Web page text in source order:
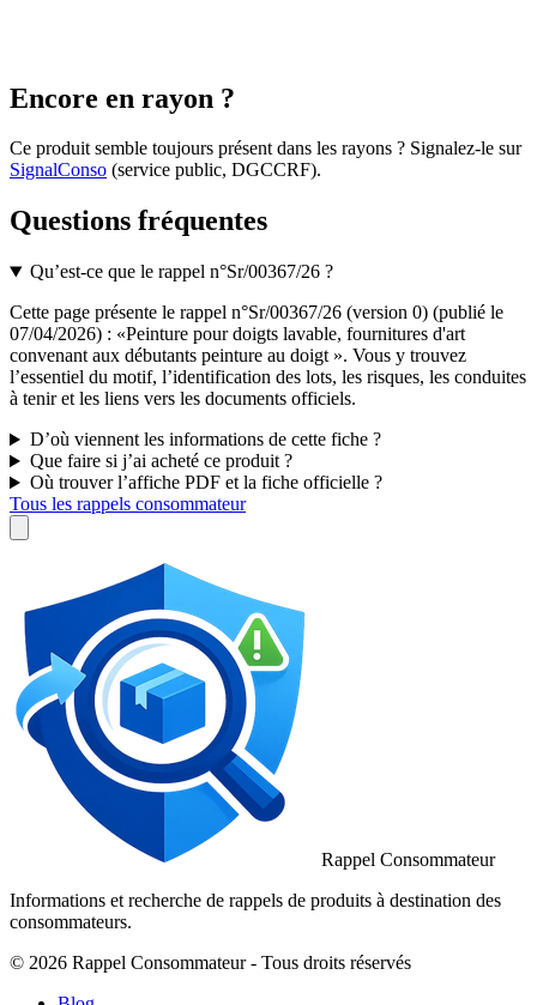
Encore en rayon ?
Ce produit semble toujours présent dans les rayons ? Signalez-le sur
SignalConso (service public, DGCCRF).
Questions fréquentes
Qu’est-ce que le rappel n°Sr/00367/26 ?
Cette page présente le rappel n°Sr/00367/26 (version 0) (publié le
07/04/2026) : «Peinture pour doigts lavable, fournitures d'art
convenant aux débutants peinture au doigt ». Vous y trouvez
l’essentiel du motif, l’identification des lots, les risques, les conduites
à tenir et les liens vers les documents officiels.
D’où viennent les informations de cette fiche ?
Que faire si j’ai acheté ce produit ?
Où trouver l’affiche PDF et la fiche officielle ?
Tous les rappels consommateur
Rappel Consommateur
Informations et recherche de rappels de produits à destination des
consommateurs.
© 2026 Rappel Consommateur - Tous droits réservés